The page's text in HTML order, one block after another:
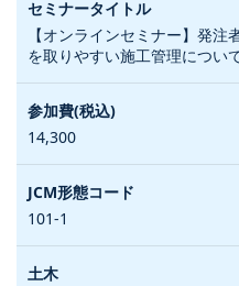
【オンラインセミナー】発
を取りやすい施工管理につい
14,300
101-1